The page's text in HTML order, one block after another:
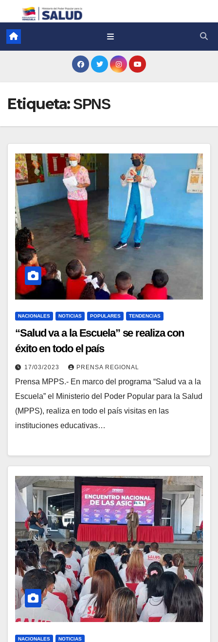
Etiqueta: SPNS
NACIONALES NOTICIAS POPULARES TENDENCIAS
“Salud va a la Escuela” se realiza con
éxito en todo el país
17/03/2023 PRENSA REGIONAL
Prensa MPPS.- En marco del programa “Salud va a la
Escuela” el Ministerio del Poder Popular para la Salud
(MPPS), realiza en todo el país visitas en las
instituciones educativas…
NACIONALES NOTICIAS